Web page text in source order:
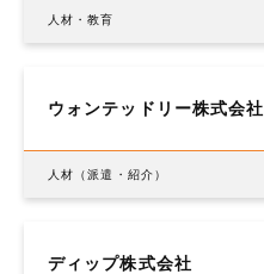
人材・教育
ウォンテッドリー株式会社
人材（派遣・紹介）
ディップ株式会社